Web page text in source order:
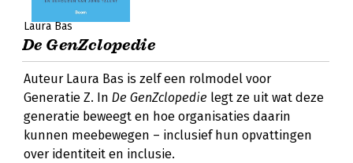
Laura Bas
De GenZclopedie
Auteur Laura Bas is zelf een rolmodel voor
Generatie Z. In De GenZclopedie legt ze uit wat deze
generatie beweegt en hoe organisaties daarin
kunnen meebewegen – inclusief hun opvattingen
over identiteit en inclusie.